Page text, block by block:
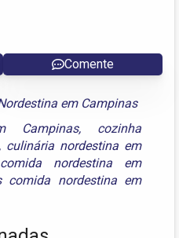
Comente
em Campinas
Campinas, cozinha
culinária nordestina em
nordestina em
comida nordestina em